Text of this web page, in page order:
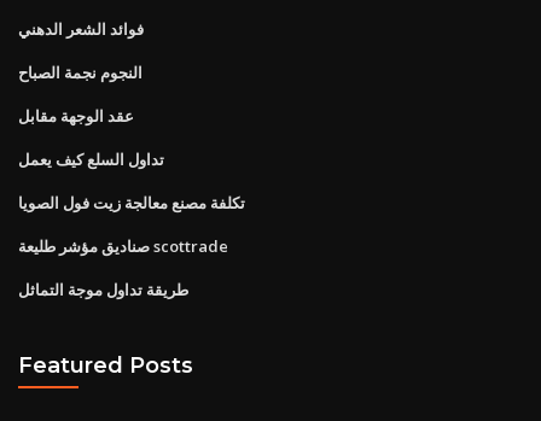
فوائد الشعر الدهني
النجوم نجمة الصباح
عقد الوجهة مقابل
تداول السلع كيف يعمل
تكلفة مصنع معالجة زيت فول الصويا
صناديق مؤشر طليعة scottrade
طريقة تداول موجة التماثل
Featured Posts